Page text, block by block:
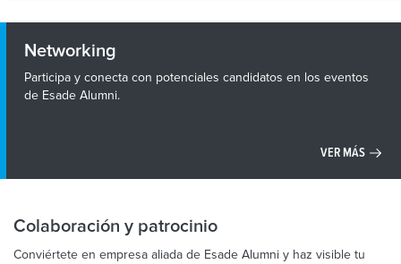
Networking
Participa y conecta con potenciales candidatos en los eventos
de Esade Alumni.
VER MÁS
Colaboración y patrocinio
Conviértete en empresa aliada de Esade Alumni y haz visible tu